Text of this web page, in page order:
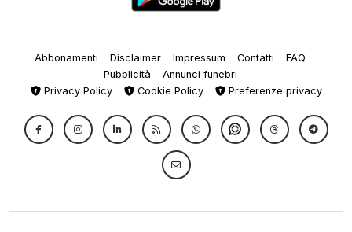
Abbonamenti Disclaimer Impressum Contatti
FAQ
Pubblicità
Annunci funebri
Privacy Policy
Cookie Policy Preferenze privacy